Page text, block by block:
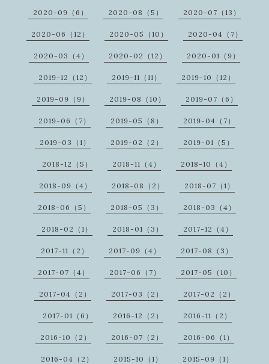
2020-09（6） 2020-08（5） 2020-07（13）
2020-06（12） 2020-05（10） 2020-04（7）
2020-03（4） 2020-02（12） 2020-01（9）
2019-12（12） 2019-11（11） 2019-10（12）
2019-09（9） 2019-08（10） 2019-07（6）
2019-06（7） 2019-05（8） 2019-04（7）
2019-03（1） 2019-02（2） 2019-01（5）
2018-12（5） 2018-11（4） 2018-10（4）
2018-09（4） 2018-08（2） 2018-07（1）
2018-06（5） 2018-05（3） 2018-03（4）
2018-02（1） 2018-01（3） 2017-12（4）
2017-11（2） 2017-09（4） 2017-08（3）
2017-07（4） 2017-06（7） 2017-05（10）
2017-04（2） 2017-03（2） 2017-02（2）
2017-01（6） 2016-12（2） 2016-11（2）
2016-10（2） 2016-07（2） 2016-06（1）
2016-04（2） 2015-10（1） 2015-09（1）